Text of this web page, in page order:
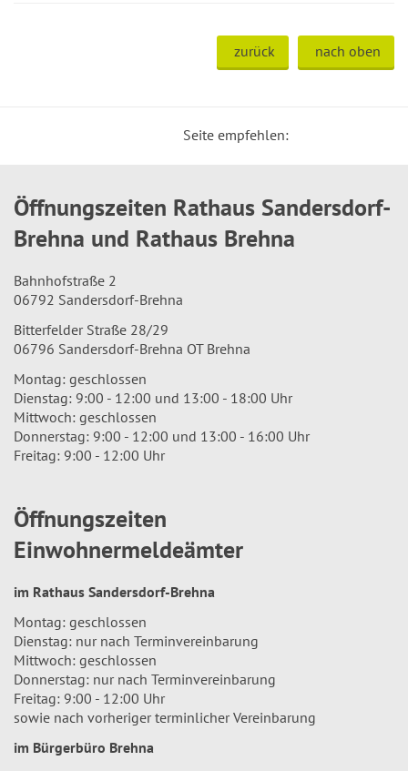
zurück nach oben
Seite empfehlen:
Öffnungszeiten Rathaus Sandersdorf-
Brehna und Rathaus Brehna
Bahnhofstraße 2
06792 Sandersdorf-Brehna
Bitterfelder Straße 28/29
06796 Sandersdorf-Brehna OT Brehna
Montag: geschlossen
Dienstag: 9:00 - 12:00 und 13:00 - 18:00 Uhr
Mittwoch: geschlossen
Donnerstag: 9:00 - 12:00 und 13:00 - 16:00 Uhr
Freitag: 9:00 - 12:00 Uhr
Öffnungszeiten
Einwohnermeldeämter
im Rathaus Sandersdorf-Brehna
Montag: geschlossen
Dienstag: nur nach Terminvereinbarung
Mittwoch: geschlossen
Donnerstag: nur nach Terminvereinbarung
Freitag: 9:00 - 12:00 Uhr
sowie nach vorheriger terminlicher Vereinbarung
im Bürgerbüro Brehna